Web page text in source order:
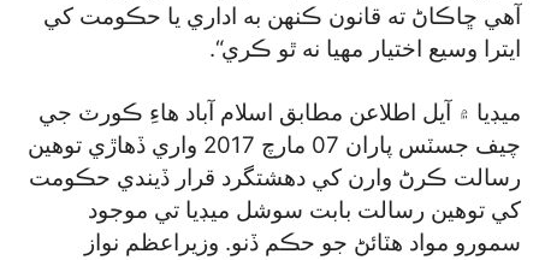
آهي ڇاڪاڻ ته قانون ڪنهن به اداري يا حڪومت کي
ايترا وسيع اختيار مهيا نه ٿو ڪري“.
ميڊيا ۾ آيل اطلاعن مطابق اسلام آباد هاءِ ڪورٽ جي
چيف جسٽس پاران 07 مارچ 2017 واري ڏهاڙي توهين
رسالت ڪرڻ وارن کي دهشتگرد قرار ڏيندي حڪومت
کي توهين رسالت بابت سوشل ميڊيا تي موجود
سمورو مواد هٽائڻ جو حڪم ڏنو. وزيراعظم نواز